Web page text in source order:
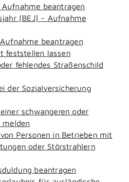
beantragen
(BEJ) - Aufnahme
beantragen
feststellen lassen
fehlendes Straßenschild
der Sozialversicherung
schwangeren oder
melden
Personen in Betrieben mit
oder Störstrahlern
beantragen